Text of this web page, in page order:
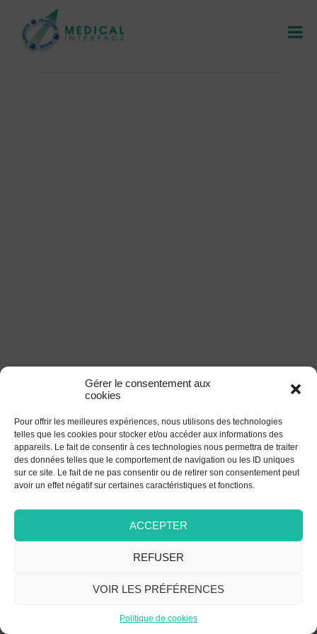
Gérer le consentement aux
cookies
Pour offrir les meilleures expériences, nous utilisons des technologies
telles que les cookies pour stocker et/ou accéder aux informations des
appareils. Le fait de consentir à ces technologies nous permettra de traiter
des données telles que le comportement de navigation ou les ID uniques
sur ce site. Le fait de ne pas consentir ou de retirer son consentement peut
avoir un effet négatif sur certaines caractéristiques et fonctions.
ACCEPTER
REFUSER
VOIR LES PRÉFÉRENCES
Politique de cookies